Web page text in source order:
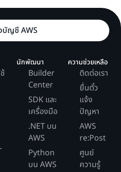
บัญชี AWS
นักพัฒนา
Builder
Center
SDK และ
เครื่องมือ
.NET บน
AWS
Python
บน AWS
ความช่วยเหลือ
ติดต่อเรา
ยื่นตั๋ว
แจ้ง
ปัญหา
AWS
re:Post
ศูนย์
ความรู้